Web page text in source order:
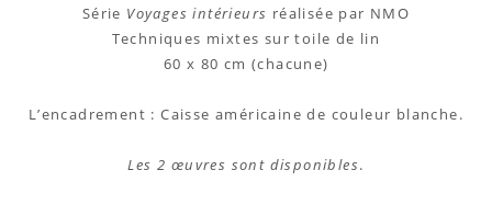
Série Voyages intérieurs réalisée par NMO
Techniques mixtes sur toile de lin
60 x 80 cm (chacune)
L’encadrement : Caisse américaine de couleur blanche.
Les 2 œuvres sont disponibles.